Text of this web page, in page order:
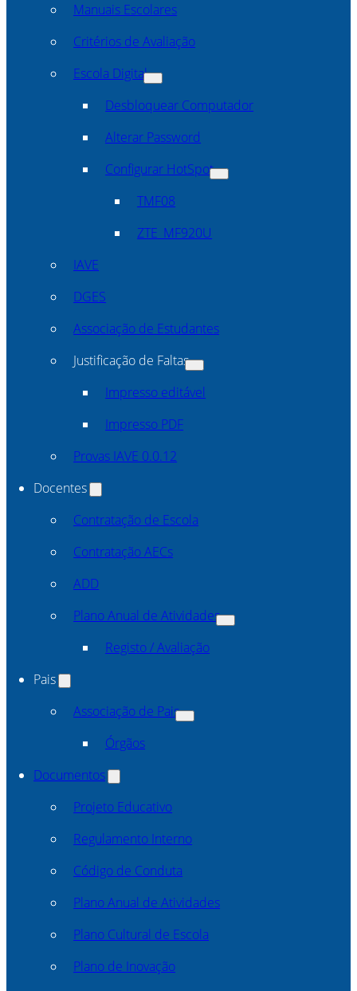
Manuais Escolares
Critérios de Avaliação
Escola Digital
Desbloquear Computador
Alterar Password
Configurar HotSpot
TMF08
ZTE_MF920U
IAVE
DGES
Associação de Estudantes
Justificação de Faltas
Impresso editável
Impresso PDF
Provas IAVE 0.0.12
Docentes
Contratação de Escola
Contratação AECs
ADD
Plano Anual de Atividades
Registo / Avaliação
Pais
Associação de Pais
Órgãos
Documentos
Projeto Educativo
Regulamento Interno
Código de Conduta
Plano Anual de Atividades
Plano Cultural de Escola
Plano de Inovação